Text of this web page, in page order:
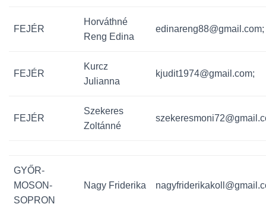
FEJÉR
Horváthné
Reng Edina
edinareng88@gmail.com;
FEJÉR
Kurcz
Julianna
kjudit1974@gmail.com;
FEJÉR
Szekeres
Zoltánné
GYŐR-
MOSON-
SOPRON
Nagy Friderika